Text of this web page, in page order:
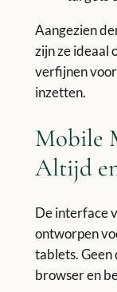
Aangezien
zijn ze ideaal
verfijnen
inzetten.
Mobile
Altijd
De interface
ontworpen
tablets. Geen
browser en